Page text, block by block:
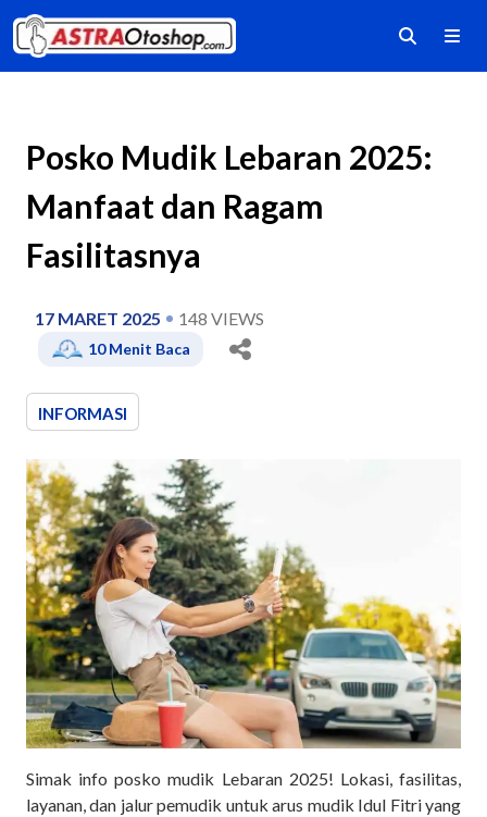
Posko Mudik Lebaran 2025:
Manfaat dan Ragam
Fasilitasnya
17 MARET 2025 148 VIEWS
10Menit Baca
INFORMASI
Simak info posko mudik Lebaran 2025! Lokasi, fasilitas,
layanan, dan jalur pemudik untuk arus mudik Idul Fitri yang